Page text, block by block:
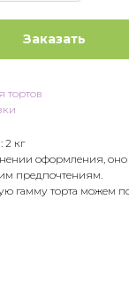
Заказать
тортов
2 кг
оформления, оно
предпочтениям.
гамму торта можем